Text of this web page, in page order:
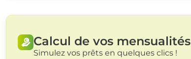
Calcul de vos mensualités
Simulez vos prêts en quelques clics !